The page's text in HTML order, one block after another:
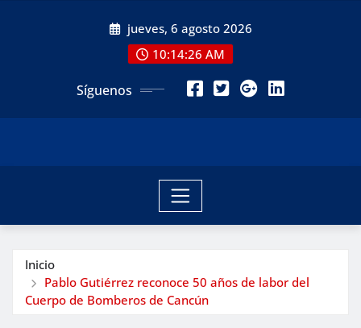
jueves, 6 agosto 2026
10:14:28 AM
Síguenos
Inicio
Pablo Gutiérrez reconoce 50 años de labor del
Cuerpo de Bomberos de Cancún